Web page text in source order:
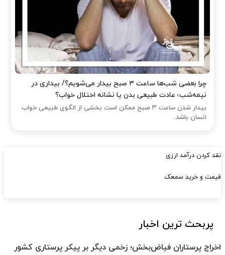
چرا بعضی شب‌ها ساعت ۳ صبح بیدار می‌شویم؟/ بیداری در
نیمه‌شب؛ عادت طبیعی بدن یا نشانه اختلال خواب؟
بیدار شدن ساعت ۳ صبح ممکن است بخشی از الگوی طبیعی خواب
انسان باشد.
نقد کردن درآمد ارزی
قیمت و خرید سمعک
پربحث ترین اخبار
اخراج پرستاران فیاض‌بخش؛ زخمی دیگر بر پیکر پرستاری کشور